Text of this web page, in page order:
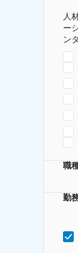
人
ー
ン
職
勤